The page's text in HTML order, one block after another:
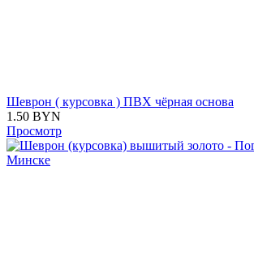
Шеврон ( курсовка ) ПВХ чёрная основа
1.50 BYN
Просмотр